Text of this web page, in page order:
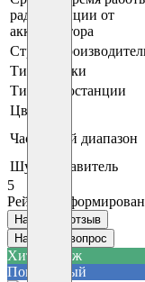
радиостанции от
аккумулятора
Страна
Тип зарядки
Тип радиостанции
Цвет
Частотный диапазон
Шумоподавитель
5
Рейтинг
Написать отзыв
Написать вопрос
Хит продаж
Популярный